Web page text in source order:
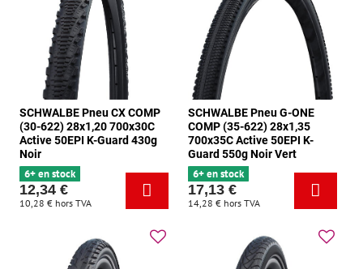
SCHWALBE Pneu CX COMP
(30-622) 28x1,20 700x30C
Active 50EPI K-Guard 430g
Noir
6+ en stock
12,34 €
10,28 € hors TVA
SCHWALBE Pneu G-ONE
COMP (35-622) 28x1,35
700x35C Active 50EPI K-
Guard 550g Noir Vert
6+ en stock
17,13 €
14,28 € hors TVA